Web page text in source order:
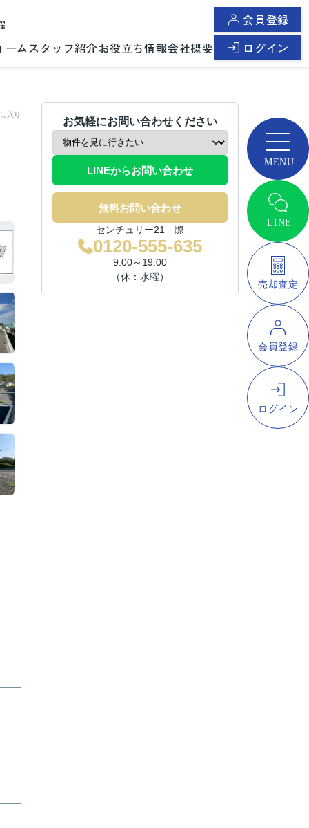
ーム スタッフ紹介お役立ち情報会社概要
会員登録
ログイン
入り
お気軽にお問い合わせください
LINEからお問い合わせ
無料お問い合わせ
センチュリー21 際
0120-555-635
9:00～19:00
（休：水曜）